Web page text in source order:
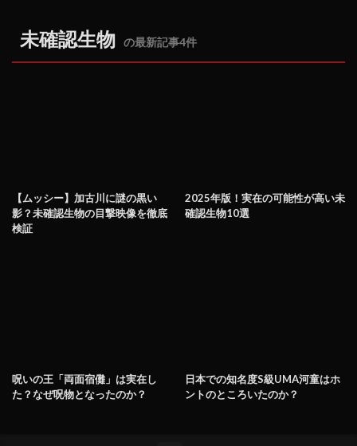
未確認生物 の最新記事4件
【ムッシー】加古川に謎の黒い
影？未確認生物の目撃映像を徹底
検証
2025年版！実在の可能性が高い未
確認生物10選
呪いの王「両面宿儺」は実在し
た？なぜ呪物となったのか？
日本での知名度S級UMA河童はホ
ントのところいたのか？